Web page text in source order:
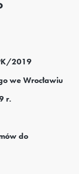
2019
we Wrocławiu
r.
do